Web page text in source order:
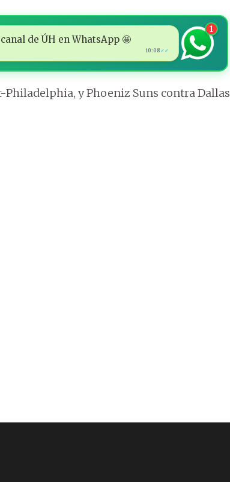
de ÚH en WhatsApp 🤩
10:08 ✓✓
1
y Phoeniz Suns contra Dallas